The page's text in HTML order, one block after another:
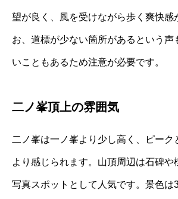
望が良く、風を受けながら歩く爽快感
お、道標が少ない箇所があるという声
いこともあるため注意が必要です。
二ノ峯頂上の雰囲気
二ノ峯は一ノ峯より少し高く、ピーク
より感じられます。山頂周辺は石碑や
写真スポットとして人気です。景色は